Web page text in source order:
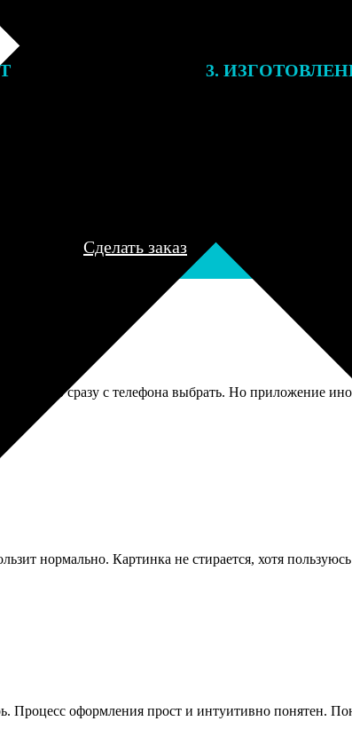
заказа к печати
могут связаться с Вами
телефону или email для
3.
Сделать заказ
можно сразу с телефона выбрать. Но приложение
нормально. Картинка не стирается, хотя
Процесс оформления прост и интуитивно понятен.